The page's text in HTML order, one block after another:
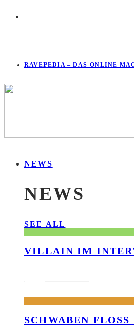
RAVEPEDIA – DAS ONLINE
NEWS
NEWS
SEE ALL
VILLAIN IM
SCHWABEN